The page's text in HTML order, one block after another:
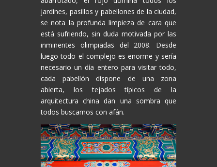
jardines, pasillos y pabellones de la ciudad,
se nota la profunda limpieza de cara que
está sufriendo, sin duda motivada por las
inminentes olimpiadas del 2008. Desde
luego todo el complejo es enorme y sería
necesario un día entero para visitar todo,
cada pabellón dispone de una zona
abierta, los tejados típicos de la
arquitectura china dan una sombra que
todos buscamos con afán.